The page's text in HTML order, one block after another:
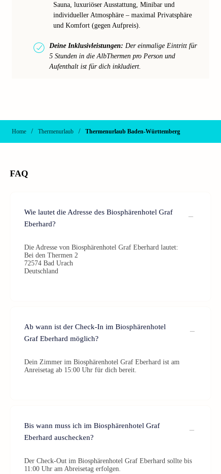
Sauna, luxuriöser Ausstattung, Minibar und
individueller Atmosphäre – maximal Privatsphäre
und Komfort (gegen Aufpreis).
Deine Inklusivleistungen: Der einmalige Eintritt für
5 Stunden in die AlbThermen pro Person und
Aufenthalt ist für dich inkludiert.
Home / Thermenurlaub / Thermenurlaub Baden-Württemberg
FAQ
Wie lautet die Adresse des Biosphärenhotel Graf
Eberhard?
Die Adresse von Biosphärenhotel Graf Eberhard lautet:
Bei den Thermen 2
72574 Bad Urach
Deutschland
Ab wann ist der Check-In im Biosphärenhotel
Graf Eberhard möglich?
Dein Zimmer im Biosphärenhotel Graf Eberhard ist am
Anreisetag ab 15:00 Uhr für dich bereit.
Bis wann muss ich im Biosphärenhotel Graf
Eberhard auschecken?
Der Check-Out im Biosphärenhotel Graf Eberhard sollte bis
11:00 Uhr am Abreisetag erfolgen.